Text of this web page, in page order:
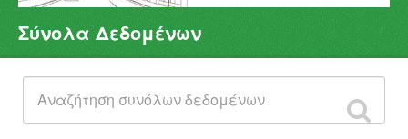
Σύνολα Δεδομένων
Φορείς
Ομάδες
Σχετικά
Σύνολα Δεδομένων